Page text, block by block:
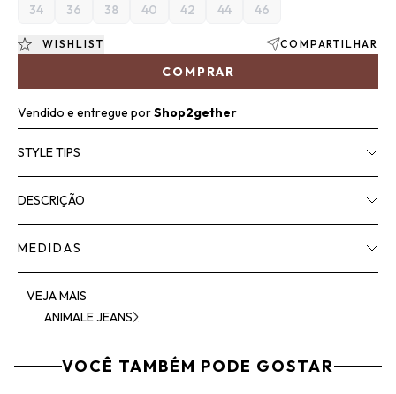
34 36 38 40 42 44 46
COMPRAR
WISHLIST COMPARTILHAR
Vendido e entregue porShop2gether
STYLE TIPS
DESCRIÇÃO
MEDIDAS
VEJA MAIS
ANIMALE JEANS
VOCÊ TAMBÉM PODE GOSTAR